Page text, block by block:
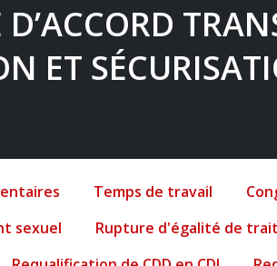
D’ACCORD
ET
Temps de travail
sexuel Rupture d'égalité de